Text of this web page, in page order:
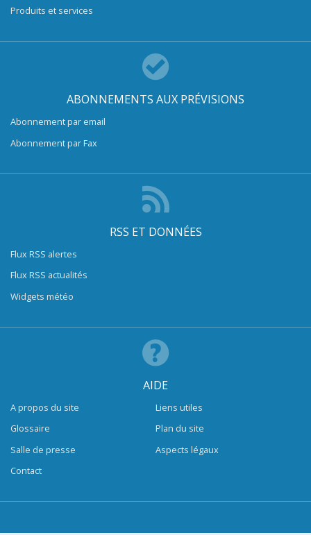
Produits et services
ABONNEMENTS AUX PRÉVISIONS
Abonnement par email
Abonnement par Fax
RSS ET DONNÉES
Flux RSS alertes
Flux RSS actualités
Widgets météo
AIDE
A propos du site
Glossaire
Salle de presse
Contact
Liens utiles
Plan du site
Aspects légaux